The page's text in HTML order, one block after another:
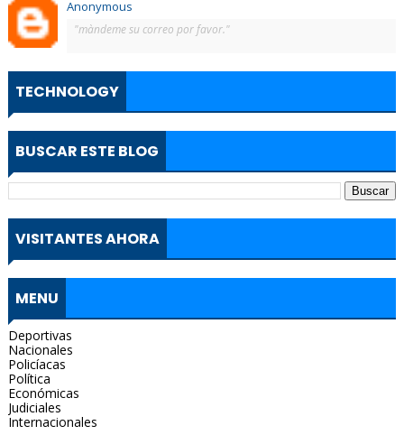
Anonymous
"màndeme su correo por favor."
TECHNOLOGY
BUSCAR ESTE BLOG
VISITANTES AHORA
MENU
Deportivas
Nacionales
Policíacas
Política
Económicas
Judiciales
Internacionales